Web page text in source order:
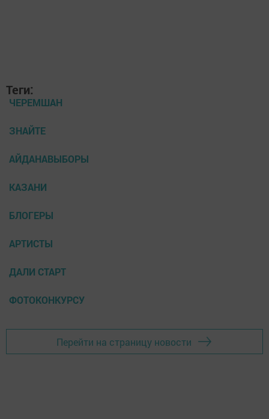
Теги:
ЧЕРЕМШАН
ЗНАЙТЕ
АЙДАНАВЫБОРЫ
КАЗАНИ
БЛОГЕРЫ
АРТИСТЫ
ДАЛИ СТАРТ
ФОТОКОНКУРСУ
Перейти на страницу новости